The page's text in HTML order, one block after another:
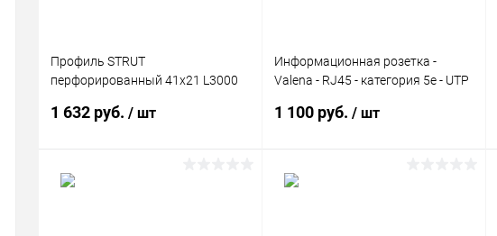
Профиль STRUT
перфорированный 41х21 L3000
1 632 руб. / шт
Информационная розетка -
Valena - RJ45 - категория 5e - UTP
1 100 руб. / шт